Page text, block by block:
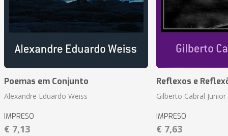
Poemas em Conjunto
Alexandre Eduardo Weiss
IMPRESO
€ 7,13
Reflexos e
Gilberto Cabral Junior
IMPRESO
€ 7,63